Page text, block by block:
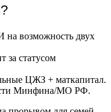
возможность двух
за статусом
ЦЖЗ + маткапитал.
Минфина/МО РФ.